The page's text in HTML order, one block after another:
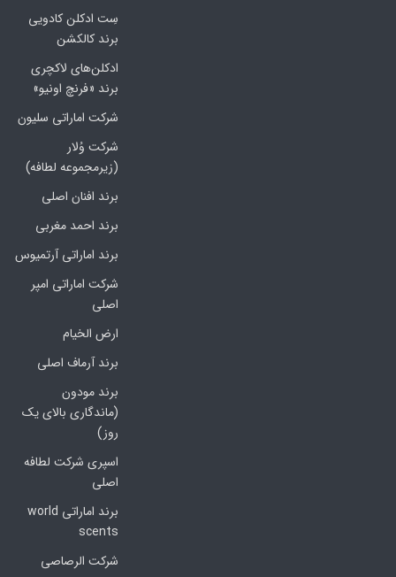
سِت ادکلن کادویی
برند کالکشن
ادکلن‌های لاکچری
برند «فرنچ اونیو»
شرکت اماراتی سلیون
شرکت وُلار
(زیرمجموعه لطافه)
برند افنان اصلی
برند احمد مغربی
برند اماراتی آرتمیوس
شرکت اماراتی امپر
اصلی
ارض الخیام
برند آرماف اصلی
برند مودون
(ماندگاری بالای یک
روز)
اسپری شرکت لطافه
اصلی
برند اماراتی world
scents
شرکت الرصاصی